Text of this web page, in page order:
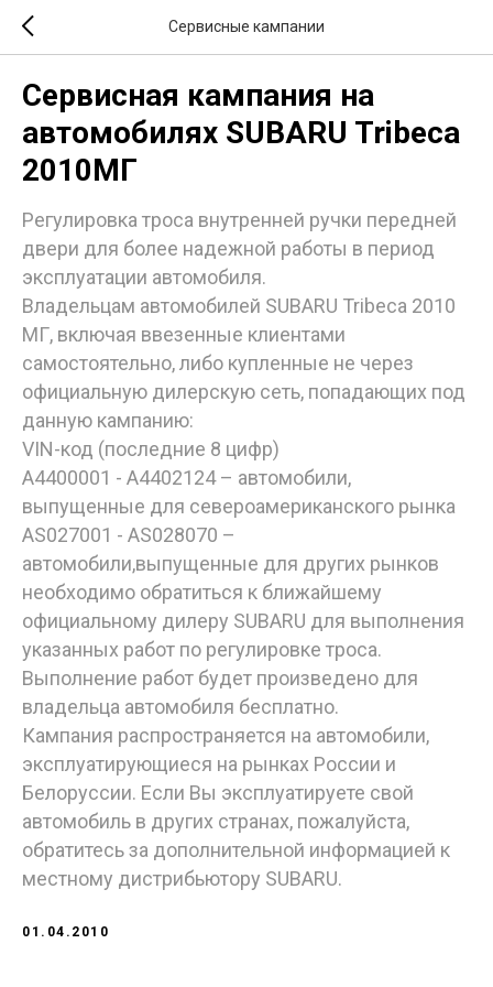
Сервисные кампании
Сервисная кампания на
автомобилях SUBARU Tribeca
2010МГ
Регулировка троса внутренней ручки передней
двери для более надежной работы в период
эксплуатации автомобиля.
Владельцам автомобилей SUBARU Tribeca 2010
МГ, включая ввезенные клиентами
самостоятельно, либо купленные не через
официальную дилерскую сеть, попадающих под
данную кампанию:
VIN-код (последние 8 цифр)
A4400001 - A4402124 – автомобили,
выпущенные для североамериканского рынка
AS027001 - AS028070 –
автомобили,выпущенные для других рынков
необходимо обратиться к ближайшему
официальному дилеру SUBARU для выполнения
указанных работ по регулировке троса.
Выполнение работ будет произведено для
владельца автомобиля бесплатно.
Кампания распространяется на автомобили,
эксплуатирующиеся на рынках России и
Белоруссии. Если Вы эксплуатируете свой
автомобиль в других странах, пожалуйста,
обратитесь за дополнительной информацией к
местному дистрибьютору SUBARU.
01.04.2010